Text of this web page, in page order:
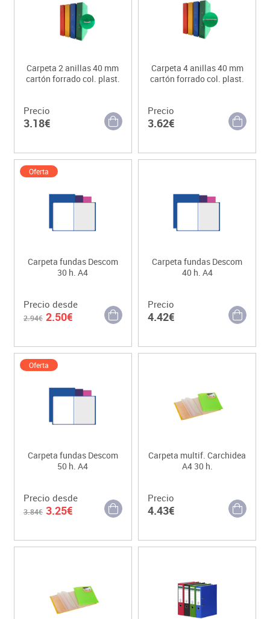
Carpeta 2 anillas 40 mm
cartón forrado col. plast.
Precio
3.18€
Carpeta 4 anillas 40 mm
cartón forrado col. plast.
Precio
3.62€
Oferta
Carpeta fundas Descom
30 h. A4
Precio desde
2.94€ 2.50€
Carpeta fundas Descom
40 h. A4
Precio
4.42€
Oferta
Carpeta fundas Descom
50 h. A4
Precio desde
3.84€ 3.25€
Carpeta multif. Carchidea
A4 30 h.
Precio
4.43€